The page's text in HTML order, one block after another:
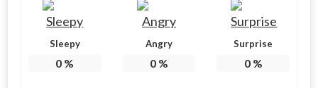
Sleepy
0 %
Angry
0%
Surprise
0%